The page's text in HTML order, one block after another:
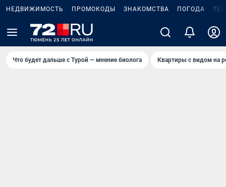
НЕДВИЖИМОСТЬ ПРОМОКОДЫ ЗНАКОМСТВА ПОГОДА
Что будет дальше с Турой — мнение биолога Квартиры с видом на